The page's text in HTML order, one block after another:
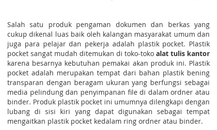
Salah satu produk pengaman dokumen dan berkas yang
cukup dikenal luas baik oleh kalangan masyarakat umum dan
juga para pelajar dan pekerja adalah plastik pocket. Plastik
pocket sangat mudah ditemukan di toko-toko alat tulis kantor
karena besarnya kebutuhan pemakai akan produk ini. Plastik
pocket adalah merupakan tempat dari bahan plastik bening
transparan dengan beragam ukuran yang berfungsi sebagai
media pelindung dan penyimpanan file di dalam ordner atau
binder. Produk plastik pocket ini umumnya dilengkapi dengan
lubang di sisi kiri yang dapat digunakan sebagai tempat
mengaitkan plastik pocket kedalam ring ordner atau binder.